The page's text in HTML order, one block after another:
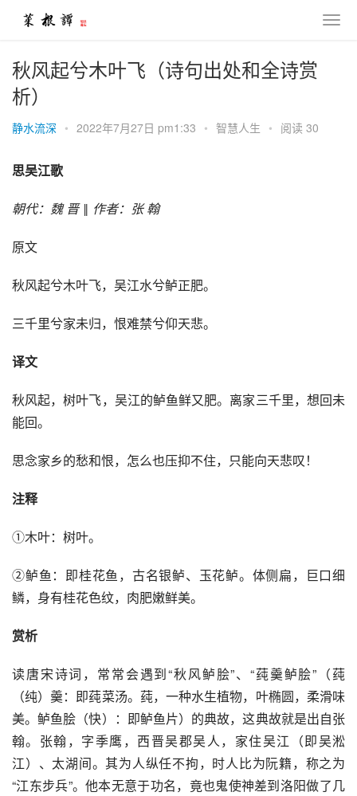
秋风起兮木叶飞（诗句出处和全诗赏
析）
静水流深 • 2022年7月27日 pm1:33 • 智慧人生 • 阅读 30
思吴江歌
朝代：魏 晋 ‖ 作者：张 翰
原文
秋风起兮木叶飞，吴江水兮鲈正肥。
三千里兮家未归，恨难禁兮仰天悲。
译文
秋风起，树叶飞，吴江的鲈鱼鲜又肥。离家三千里，想回未
能回。
思念家乡的愁和恨，怎么也压抑不住，只能向天悲叹！
注释
①木叶：树叶。
②鲈鱼：即桂花鱼，古名银鲈、玉花鲈。体侧扁，巨口细
鳞，身有桂花色纹，肉肥嫩鲜美。
赏析
读唐宋诗词，常常会遇到“秋风鲈脍”、“莼羹鲈脍”（莼
（纯）羹：即莼菜汤。莼，一种水生植物，叶椭圆，柔滑味
美。鲈鱼脍（快）：即鲈鱼片）的典故，这典故就是出自张
翰。张翰，字季鹰，西晋吴郡吴人，家住吴江（即吴淞
江）、太湖间。其为人纵任不拘，时人比为阮籍，称之为
“江东步兵”。他本无意于功名，竟也鬼使神差到洛阳做了几